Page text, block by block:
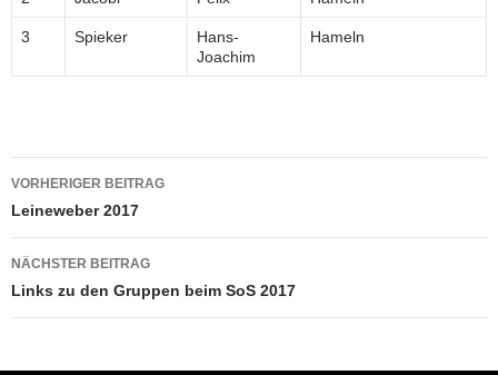
3 Spieker
Hans-
Joachim
Hameln
Beitragsnavigation
VORHERIGER BEITRAG
Leineweber 2017
NÄCHSTER BEITRAG
Links zu den Gruppen beim SoS 2017